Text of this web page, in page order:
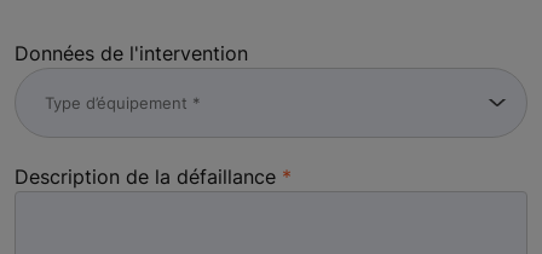
Données de l'intervention
Description de la défaillance